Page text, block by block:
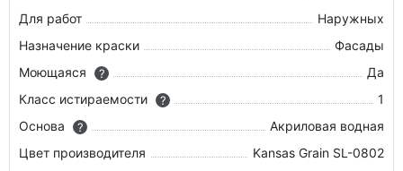
Для работ
Наружных
Назначение краски
Фасады
Моющаяся
?
Да
Класс истираемости
?
1
Основа
?
Акриловая водная
Цвет производителя
Kansas Grain SL-0802